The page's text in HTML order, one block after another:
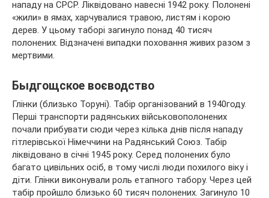
нападу на СРСР. Ліквідовано навесні 1942 року. Полонені
«жили» в ямах, харчувалися травою, листям і корою
дерев. У цьому таборі загинуло понад 40 тисяч
полонених. Відзначені випадки поховання живих разом з
мертвими.
Быдгощское воєводство
Глінки (близько Торуні). Табір організований в 1940году.
Перші транспорти радянських військовополонених
почали прибувати сюди через кілька днів після нападу
гітлерівської Німеччини на Радянський Союз. Табір
ліквідовано в січні 1945 року. Серед полонених було
багато цивільних осіб, в тому числі люди похилого віку і
діти. Глінки виконували роль етапного табору. Через цей
табір пройшло близько 60 тисяч полонених. Загинуло 10